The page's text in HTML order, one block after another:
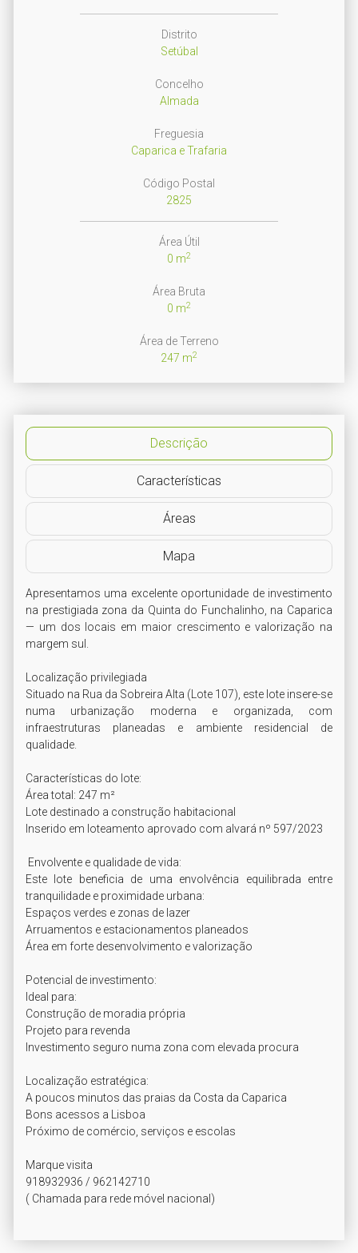
Distrito
Setúbal
Concelho
Almada
Freguesia
Caparica e Trafaria
Código Postal
2825
Área Útil
0 m2
Área Bruta
0 m2
Área de Terreno
247 m2
Descrição
Características
Áreas
Mapa
Apresentamos uma excelente oportunidade de investimento
na prestigiada zona da Quinta do Funchalinho, na Caparica
— um dos locais em maior crescimento e valorização na
margem sul.
Localização privilegiada
Situado na Rua da Sobreira Alta (Lote 107), este lote insere-se
numa urbanização moderna e organizada, com
infraestruturas planeadas e ambiente residencial de
qualidade.
Características do lote:
Área total: 247 m²
Lote destinado a construção habitacional
Inserido em loteamento aprovado com alvará nº 597/2023
Este lote beneficia de uma envolvência equilibrada entre
tranquilidade e proximidade urbana:
Espaços verdes e zonas de lazer
Arruamentos e estacionamentos planeados
Área em forte desenvolvimento e valorização
Potencial de investimento:
Ideal para:
Construção de moradia própria
Projeto para revenda
Investimento seguro numa zona com elevada procura
Localização estratégica:
A poucos minutos das praias da Costa da Caparica
Bons acessos a Lisboa
Próximo de comércio, serviços e escolas
Marque visita
918932936 / 962142710
( Chamada para rede móvel nacional)